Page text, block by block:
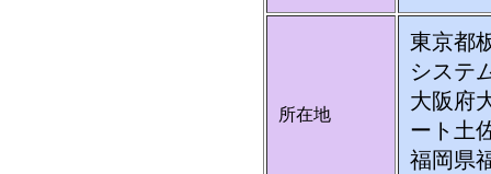
所在地
東京都
システ
大阪府
ート土
福岡県